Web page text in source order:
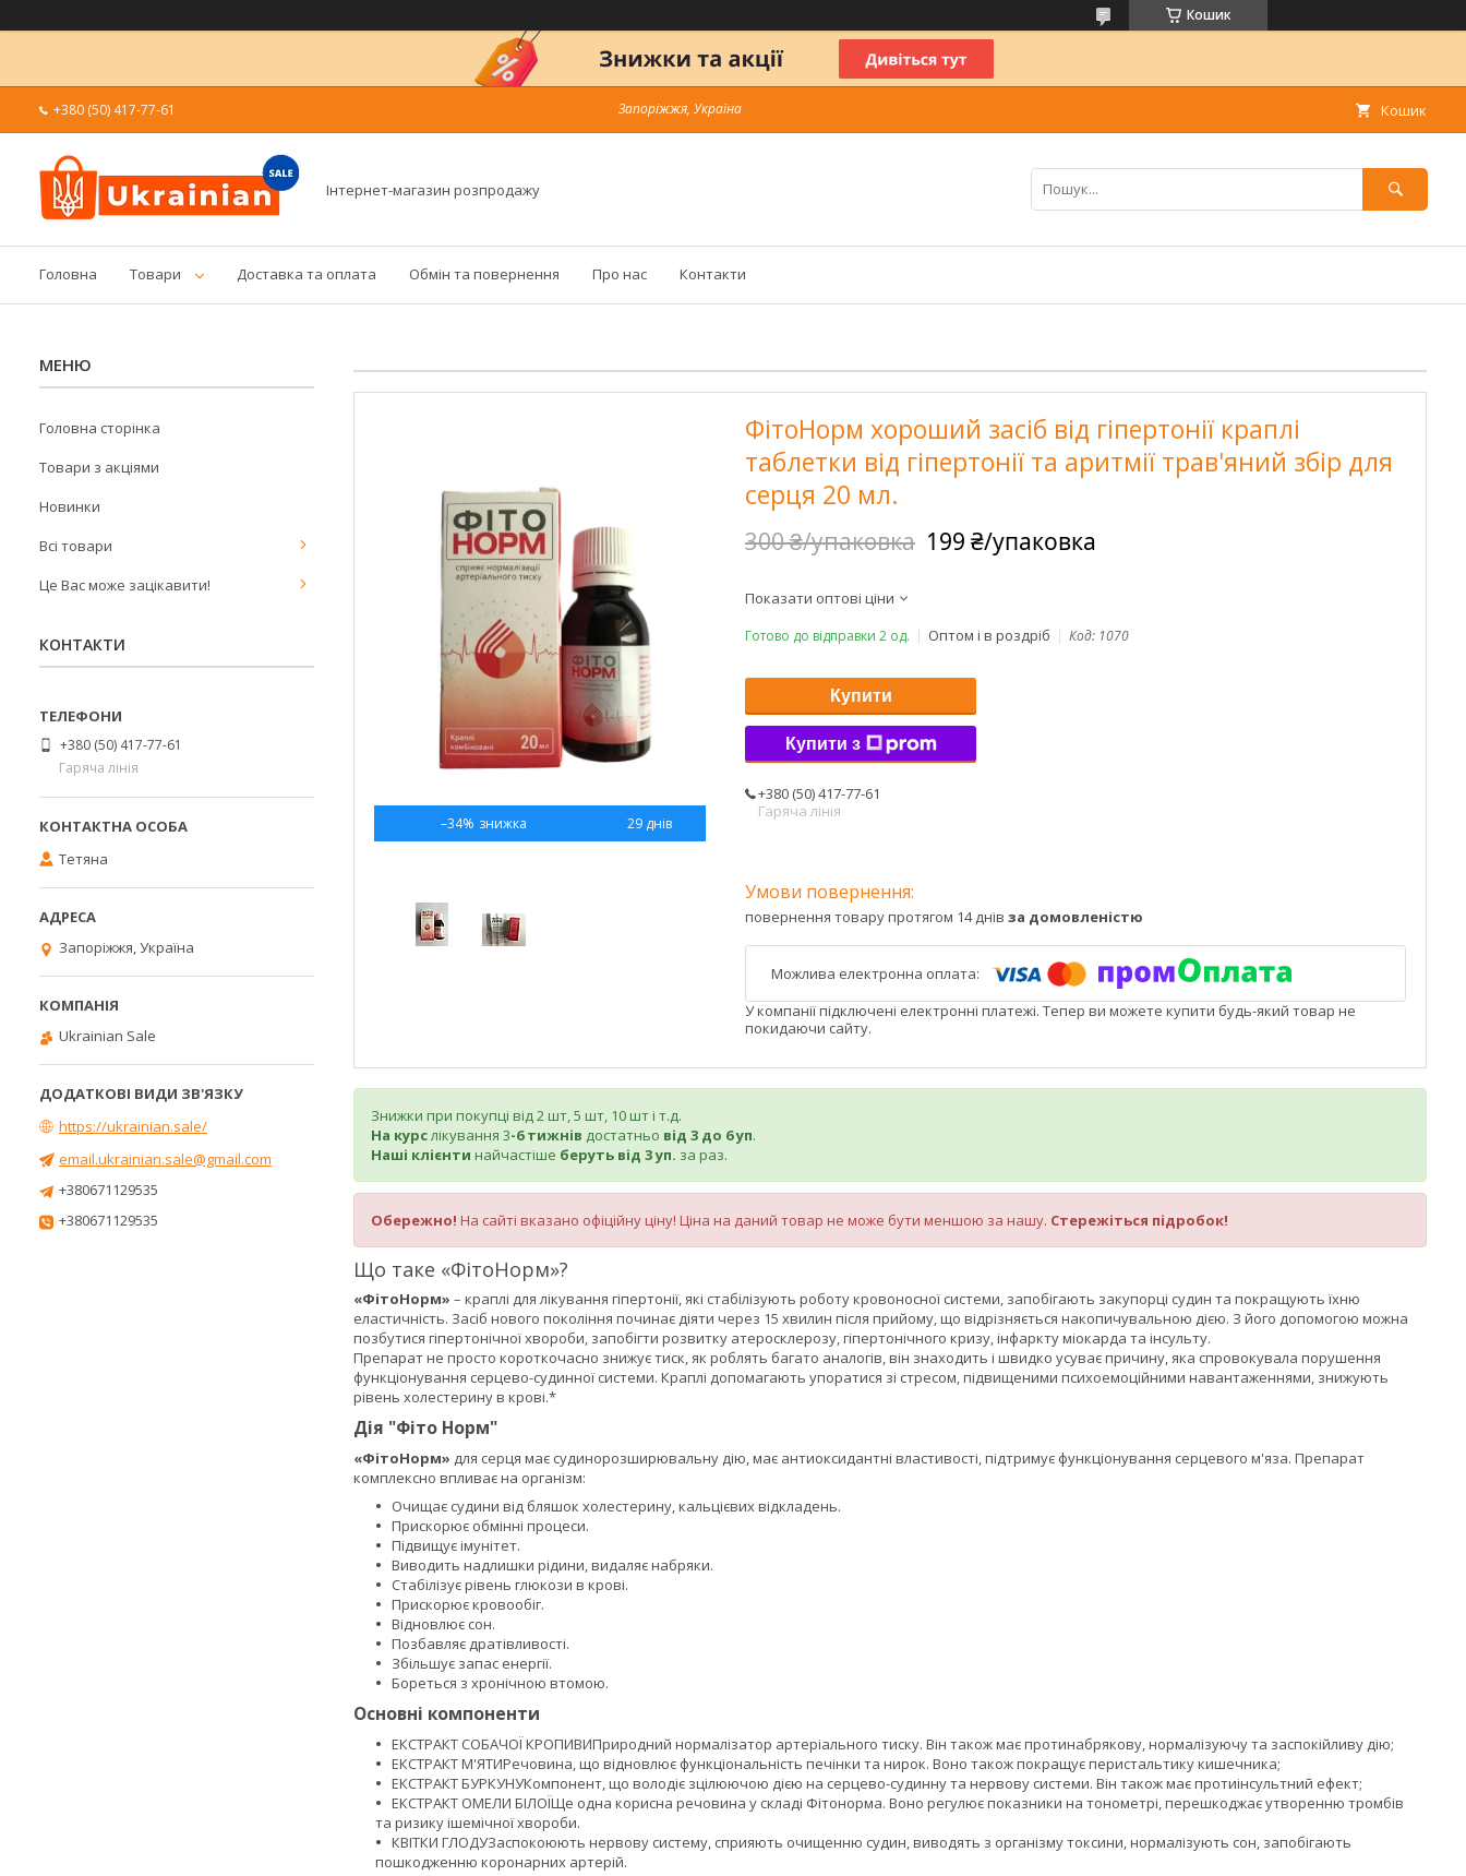
Кошик
+380 (50) 417-77-61 Запоріжжя, Україна Кошик
Інтернет-магазин розпродажу
Головна Товари Доставка та оплата Обмін та повернення Про нас Контакти
–34% 29 днів
ФітоНорм хороший засіб від гіпертонії краплі
таблетки від гіпертонії та аритмії трав'яний збір для
серця 20 мл.
300 ₴/упаковка 199 ₴/упаковка
Показати оптові ціни
Готово до відправки 2 од. Оптом і в роздріб Код: 1070
Купити
Купити з
+380 (50) 417-77-61
Гаряча лінія
повернення товару протягом 14 днів за домовленістю
У компанії підключені електронні платежі. Тепер ви можете купити будь-який товар не
покидаючи сайту.
Знижки при покупці від 2 шт, 5 шт, 10 шт і т.д.
На курслікування 3-6 тижнів достатньо від 3 до 6 уп.
Наші клієнти найчастіше беруть від 3 уп. за раз.
Обережно! На сайті вказано офіційну ціну! Ціна на даний товар не може бути меншою за нашу. Стережіться підробок!
Що таке «ФітоНорм»?
«ФітоНорм» – краплі для лікування гіпертонії, які стабілізують роботу кровоносної системи, запобігають закупорці судин та покращують їхню
еластичність. Засіб нового покоління починає діяти через 15 хвилин після прийому, що відрізняється накопичувальною дією. З його допомогою можна
позбутися гіпертонічної хвороби, запобігти розвитку атеросклерозу, гіпертонічного кризу, інфаркту міокарда та інсульту.
Препарат не просто короткочасно знижує тиск, як роблять багато аналогів, він знаходить і швидко усуває причину, яка спровокувала порушення
функціонування серцево-судинної системи. Краплі допомагають упоратися зі стресом, підвищеними психоемоційними навантаженнями, знижують
рівень холестерину в крові.*
Дія "Фіто Норм"
«ФітоНорм» для серця має судинорозширювальну дію, має антиоксидантні властивості, підтримує функціонування серцевого м'яза. Препарат
комплексно впливає на організм:
Очищає судини від бляшок холестерину, кальцієвих відкладень.
Прискорює обмінні процеси.
Підвищує імунітет.
Виводить надлишки рідини, видаляє набряки.
Стабілізує рівень глюкози в крові.
Прискорює кровообіг.
Відновлює сон.
Позбавляє дратівливості.
Збільшує запас енергії.
Бореться з хронічною втомою.
Основні компоненти
ЕКСТРАКТ СОБАЧОЇ КРОПИВИПриродний нормалізатор артеріального тиску. Він також має протинабрякову, нормалізуючу та заспокійливу дію;
ЕКСТРАКТ М'ЯТИРечовина, що відновлює функціональність печінки та нирок. Воно також покращує перистальтику кишечника;
ЕКСТРАКТ БУРКУНУКомпонент, що володіє зцілюючою дією на серцево-судинну та нервову системи. Він також має протиінсультний ефект;
ЕКСТРАКТ ОМЕЛИ БІЛОЇЩе одна корисна речовина у складі Фітонорма. Воно регулює показники на тонометрі, перешкоджає утворенню тромбів
та ризику ішемічної хвороби.
КВІТКИ ГЛОДУЗаспокоюють нервову систему, сприяють очищенню судин, виводять з організму токсини, нормалізують сон, запобігають
пошкодженню коронарних артерій.
Головна сторінка
Товари з акціями
Новинки
Всі товари
Це Вас може зацікавити!
КОНТАКТИ
+380 (50) 417-77-61
Гаряча лінія
Тетяна
Запоріжжя, Україна
Ukrainian Sale
https://ukrainian.sale/
email.ukrainian.sale@gmail.com
+380671129535
+380671129535